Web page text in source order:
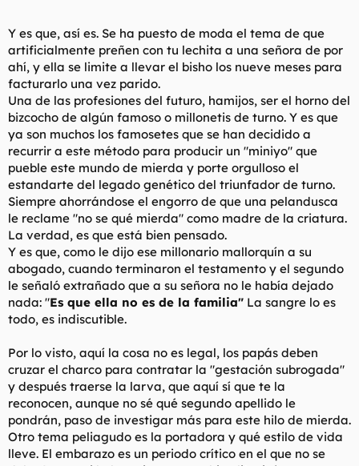
Y es que, así es. Se ha puesto de moda el tema de que
artificialmente preñen con tu lechita a una señora de por
ahí, y ella se limite a llevar el bisho los nueve meses para
facturarlo una vez parido.
Una de las profesiones del futuro, hamijos, ser el horno del
bizcocho de algún famoso o millonetis de turno. Y es que
ya son muchos los famosetes que se han decidido a
recurrir a este método para producir un "miniyo" que
pueble este mundo de mierda y porte orgulloso el
estandarte del legado genético del triunfador de turno.
Siempre ahorrándose el engorro de que una pelandusca
le reclame "no se qué mierda" como madre de la criatura.
La verdad, es que está bien pensado.
Y es que, como le dijo ese millonario mallorquín a su
abogado, cuando terminaron el testamento y el segundo
le señaló extrañado que a su señora no le había dejado
nada: "Es que ella no es de la familia" La sangre lo es
todo, es indiscutible.
Por lo visto, aquí la cosa no es legal, los papás deben
cruzar el charco para contratar la "gestación subrogada"
y después traerse la larva, que aquí sí que te la
reconocen, aunque no sé qué segundo apellido le
pondrán, paso de investigar más para este hilo de mierda.
Otro tema peliagudo es la portadora y qué estilo de vida
lleve. El embarazo es un periodo crítico en el que no se